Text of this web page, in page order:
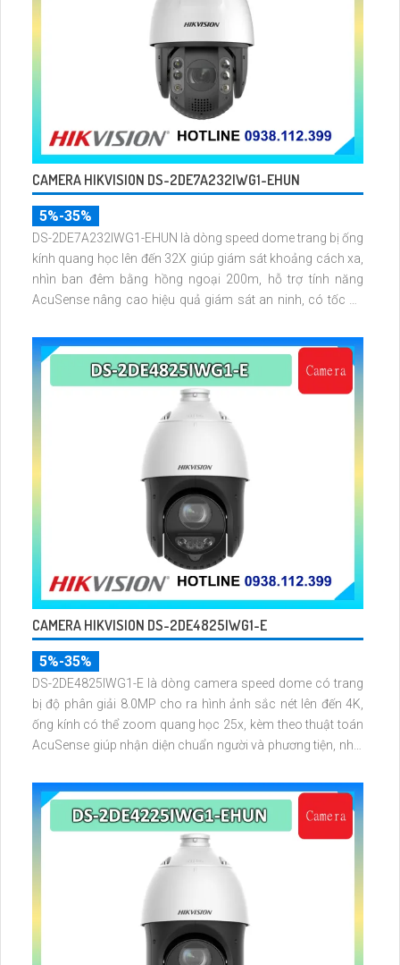
CAMERA HIKVISION DS-2DE7A232IWG1-EHUN
5%-35%
DS-2DE7A232IWG1-EHUN là dòng speed dome trang bị ống
kính quang học lên đến 32X giúp giám sát khoảng cách xa,
nhìn ban đêm bằng hồng ngoại 200m, hỗ trợ tính năng
AcuSense nâng cao hiệu quả giám sát an ninh, có tốc độ
CAMERA HIKVISION DS-2DE4825IWG1-E
5%-35%
DS-2DE4825IWG1-E là dòng camera speed dome có trang
bị độ phân giải 8.0MP cho ra hình ảnh sắc nét lên đến 4K,
ống kính có thể zoom quang học 25x, kèm theo thuật toán
AcuSense giúp nhận diện chuẩn người và phương tiện, nhìn